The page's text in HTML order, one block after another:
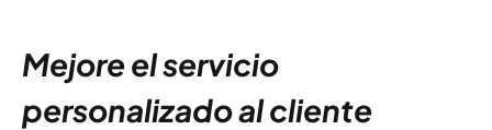
Mejore el servicio
personalizado al cliente